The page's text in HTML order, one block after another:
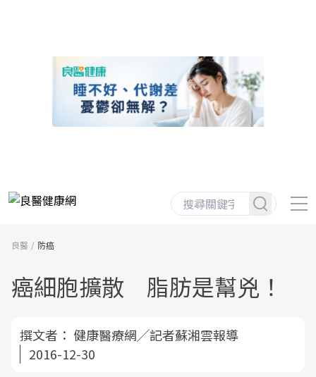
良醫 防癌
癌細胞擴散 脂肪是幫兇！
撰文者： 健康醫療網╱記者蘇湘雲報導
2016-12-30